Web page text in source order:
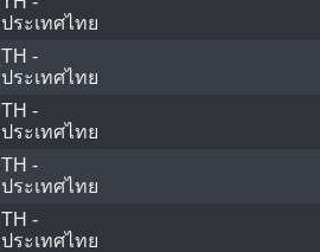
ประเทศไทย
TH -
ประเทศไทย
TH -
ประเทศไทย
TH -
ประเทศไทย
TH -
ประเทศไทย